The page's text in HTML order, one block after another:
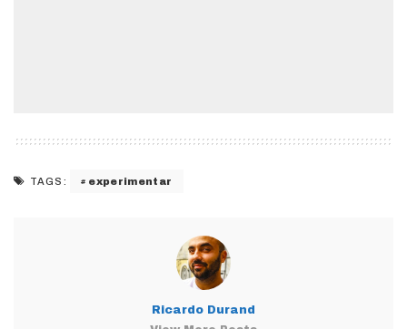
TAGS: experimentar
Ricardo Durand